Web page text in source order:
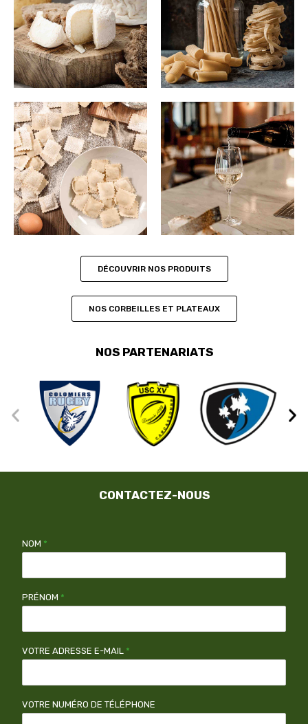
FROMAGES AFFINÉS PRODUITS D'ÉPICERIE
DÉCOUVRIR NOS PRODUITS
NOS CORBEILLES ET PLATEAUX
NOS PARTENARIATS
CONTACTEZ-NOUS
NOM *
PRÉNOM *
VOTRE ADRESSE E-MAIL *
VOTRE NUMÉRO DE TÉLÉPHONE